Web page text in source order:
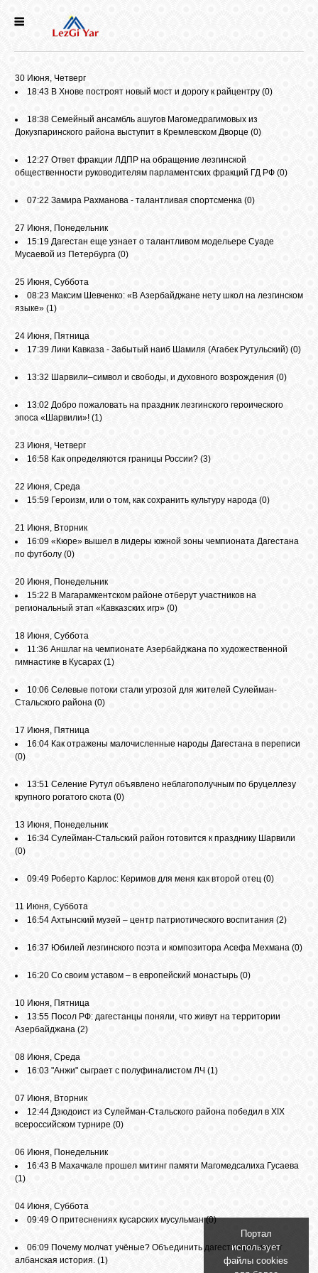
СЕЛА
ИСТОРИЯ
КУЛЬТУРА
ЛЕЗГИН
ГОСТЕВАЯ
ФОТО
ВИДЕО
САЙТЫ
ОТВЕТЫ
КОНТАКТЫ
ВХОД
RSS
GOOGLE+
TWITTER
FACEBOOK
30 Июня, Четверг
18:43 В Хнове построят новый мост и дорогу к райцентру (0)
18:38 Семейный ансамбль ашугов Магомедрагимовых из
Докузпаринского района выступит в Кремлевском Дворце (0)
12:27 Ответ фракции ЛДПР на обращение лезгинской
общественности руководителям парламентских фракций ГД РФ (0)
07:22 Замира Рахманова - талантливая спортсменка (0)
27 Июня, Понедельник
15:19 Дагестан еще узнает о талантливом модельере Суаде
Мусаевой из Петербурга (0)
25 Июня, Суббота
08:23 Максим Шевченко: «В Азербайджане нету школ на лезгинском
языке» (1)
24 Июня, Пятница
17:39 Лики Кавказа - Забытый наиб Шамиля (Агабек Рутульский) (0)
13:32 Шарвили–символ и свободы, и духовного возрождения (0)
13:02 Добро пожаловать на праздник лезгинского героического
эпоса «Шарвили»! (1)
23 Июня, Четверг
16:58 Как определяются границы России? (3)
22 Июня, Среда
15:59 Героизм, или о том, как сохранить культуру народа (0)
21 Июня, Вторник
16:09 «Кюре» вышел в лидеры южной зоны чемпионата Дагестана
по футболу (0)
20 Июня, Понедельник
15:22 В Магарамкентском районе отберут участников на
региональный этап «Кавказских игр» (0)
18 Июня, Суббота
11:36 Аншлаг на чемпионате Азербайджана по художественной
гимнастике в Кусарах (1)
10:06 Селевые потоки стали угрозой для жителей Сулейман-
Стальского района (0)
17 Июня, Пятница
16:04 Как отражены малочисленные народы Дагестана в переписи
(0)
13:51 Селение Рутул объявлено неблагополучным по бруцеллезу
крупного рогатого скота (0)
13 Июня, Понедельник
16:34 Сулейман-Стальский район готовится к празднику Шарвили
(0)
09:49 Роберто Карлос: Керимов для меня как второй отец (0)
11 Июня, Суббота
16:54 Ахтынский музей – центр патриотического воспитания (2)
16:37 Юбилей лезгинского поэта и композитора Асефа Мехмана (0)
16:20 Со своим уставом – в европейский монастырь (0)
10 Июня, Пятница
13:55 Посол РФ: дагестанцы поняли, что живут на территории
Азербайджана (2)
08 Июня, Среда
16:03 "Анжи" сыграет с полуфиналистом ЛЧ (1)
07 Июня, Вторник
12:44 Дзюдоист из Сулейман-Стальского района победил в XIX
всероссийском турнире (0)
06 Июня, Понедельник
16:43 В Махачкале прошел митинг памяти Магомедсалиха Гусаева
(1)
04 Июня, Суббота
09:49 О притеснениях кусарских мусульман (0)
06:09 Почему молчат учёные? Объединить дагестанцев может
албанская история. (1)
Портал
использует
файлы cookies